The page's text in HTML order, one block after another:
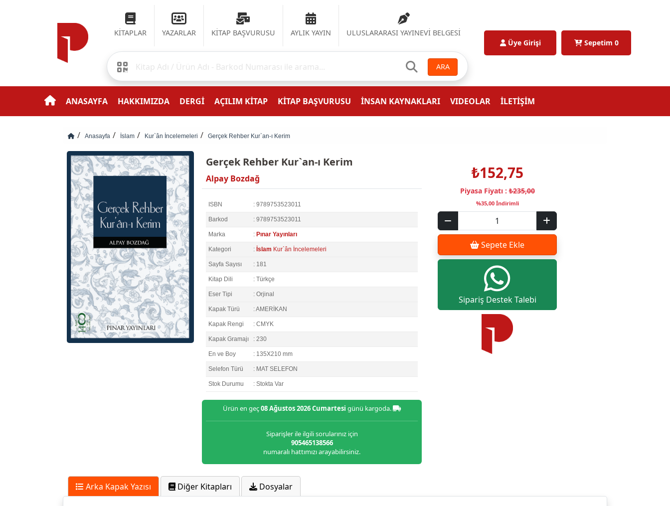
KİTAPLAR YAZARLAR KİTAP BAŞVURUSU AYLIK YAYIN ULUSLARARASI YAYINEVİ BELGESİ
ARA
Üye Girişi Sepetim 0
ANASAYFA HAKKIMIZDA DERGİ AÇILIM KİTAP KİTAP BAŞVURUSU İNSAN KAYNAKLARI VIDEOLAR İLETİŞİM
Anasayfa İslam Kur`ân İncelemeleri Gerçek Rehber Kur`an-ı Kerim
Gerçek Rehber Kur`an-ı Kerim
Alpay Bozdağ
ISBN : 9789753523011
Barkod : 9789753523011
Marka : Pınar Yayınları
Kategori : İslam Kur`ân İncelemeleri
Sayfa Sayısı : 181
Kitap Dili : Türkçe
Eser Tipi : Orjinal
Kapak Türü : AMERİKAN
Kapak Rengi : CMYK
Kapak Gramajı : 230
En ve Boy : 135X210 mm
Selefon Türü : MAT SELEFON
Stok Durumu : Stokta Var
Ürün en geç08 Ağustos 2026 Cumartesi günü kargoda.
Siparişler ile ilgili sorularınız için
905465138566
numaralı hattımızı arayabilirsiniz.
₺152,75
Piyasa Fiyatı :₺235,00
%35,00 İndirimli
Sepete Ekle
Sipariş Destek Talebi
Arka Kapak Yazısı Diğer Kitapları Dosyalar